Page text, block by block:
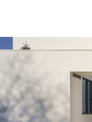
Dritte ist nicht gestattet.
Baugenossenschaft
Urheber ist
Fotostock-Anbietern. In
den jeweiligen
verwenden wollen.